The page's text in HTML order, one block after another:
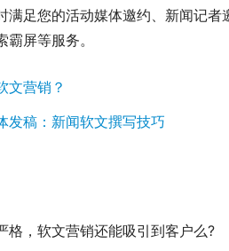
满足您的活动媒体邀约、新闻记
屏等服务。
文营销？
发稿：新闻软文撰写技巧
格，软文营销还能吸引到客户么?